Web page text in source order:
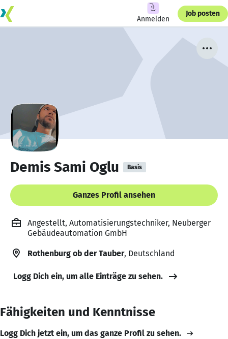
Anmelden
Job posten
Demis Sami Oglu Basis
Ganzes Profil ansehen
Angestellt, Automatisierungstechniker, Neuberger
Gebäudeautomation GmbH
Rothenburg ob der Tauber, Deutschland
Logg Dich ein, um alle Einträge zu sehen.
Fähigkeiten und Kenntnisse
Logg Dich jetzt ein, um das ganze Profil zu sehen.